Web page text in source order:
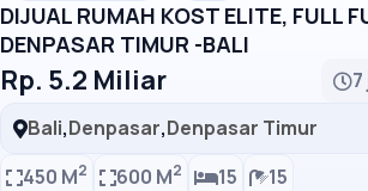
DIJUAL RUMAH KOST ELITE, FULL
DENPASAR TIMUR -BALI
Rp. 5.2 Miliar
Bali,Denpasar,Denpasar Timur
450 M2 600 M2 15 15